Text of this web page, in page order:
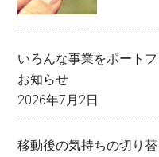
いろんな事業をポート
お知らせ
2026年7月2日
移動後の気持ちの切り